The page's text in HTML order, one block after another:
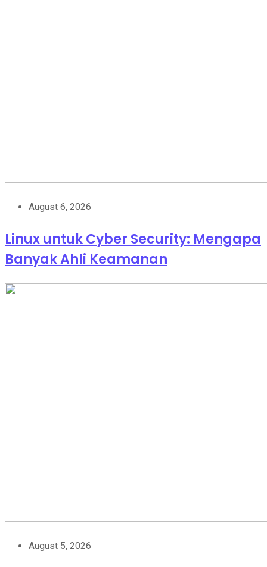
August 6, 2026
Linux untuk Cyber Security: Mengapa
Banyak Ahli Keamanan
August 5, 2026